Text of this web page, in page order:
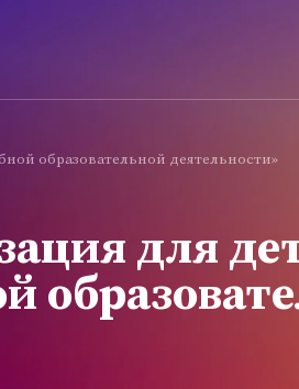
образовательной деятельности»
для